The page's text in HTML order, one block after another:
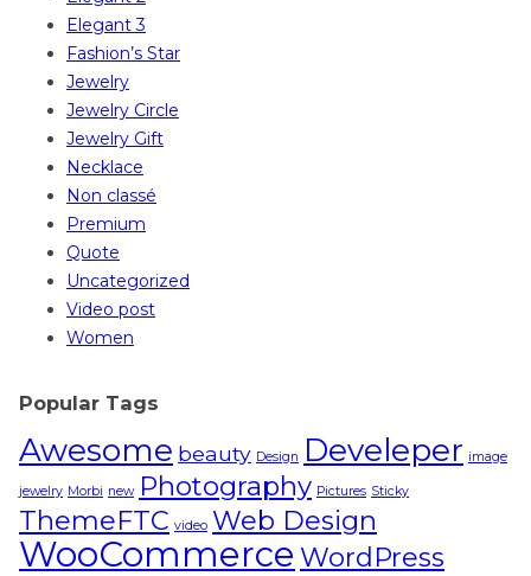
Elegant 3
Fashion’s Star
Jewelry
Jewelry Circle
Jewelry Gift
Necklace
Non classé
Premium
Quote
Uncategorized
Video post
Women
Popular Tags
Awesome beauty Design Develeper image
jewelry Morbi new Photography Pictures Sticky
ThemeFTC video Web Design
WooCommerce WordPress